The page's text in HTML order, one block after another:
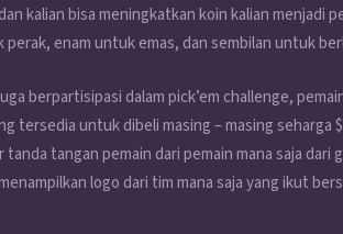
kalian bisa meningkatkan koin kalian menjadi
enam untuk emas, dan sembilan untuk
berpartisipasi dalam pick’em challenge,
tersedia untuk dibeli masing – masing seharga
tangan pemain dari pemain mana saja dari
logo dari tim mana saja yang ikut